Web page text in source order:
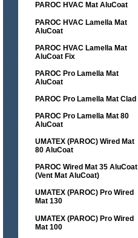
PAROC HVAC Mat AluCoat
PAROC HVAC Lamella Mat
AluCoat
PAROC HVAC Lamella Mat
AluCoat Fix
PAROC Pro Lamella Mat
AluCoat
PAROC Pro Lamella Mat Clad
PAROC Pro Lamella Mat 80
AluCoat
UMATEX (PAROC) Wired Mat
80 AluCoat
PAROC Wired Mat 35 AluCoat
(Vent Mat AluCoat)
UMATEX (PAROC) Pro Wired
Mat 130
UMATEX (PAROC) Pro Wired
Mat 100